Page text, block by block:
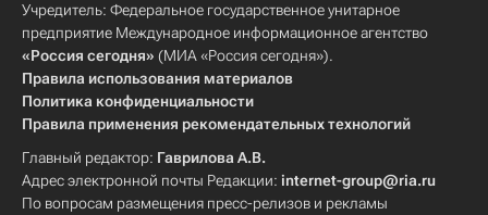
Учредитель: Федеральное государственное унитарное
предприятие Международное информационное агентство
«Россия сегодня» (МИА «Россия сегодня»).
Правила использования материалов
Политика конфиденциальности
Правила применения рекомендательных технологий
Главный редактор: Гаврилова А.В.
Адрес электронной почты Редакции: internet-group@ria.ru
По вопросам размещения пресс-релизов и рекламы